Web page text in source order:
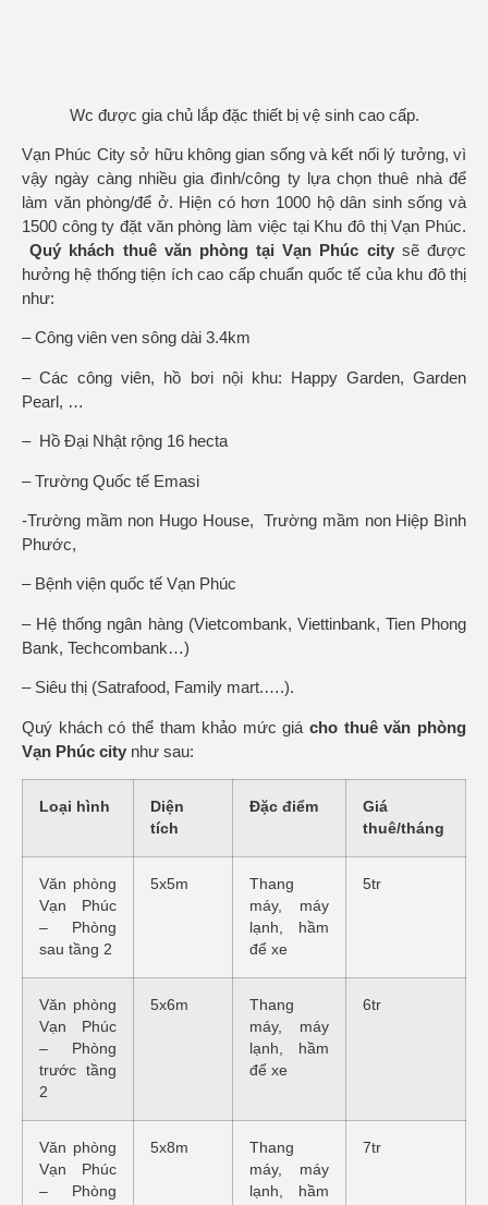
Wc được gia chủ lắp đặc thiết bị vệ sinh cao cấp.
Vạn Phúc City sở hữu không gian sống và kết nối lý tưởng, vì
vậy ngày càng nhiều gia đình/công ty lựa chọn thuê nhà để
làm văn phòng/để ở. Hiện có hơn 1000 hộ dân sinh sống và
1500 công ty đặt văn phòng làm việc tại Khu đô thị Vạn Phúc.
Quý khách thuê văn phòng tại Vạn Phúc citysẽ được
hưởng hệ thống tiện ích cao cấp chuẩn quốc tế của khu đô thị
như:
– Công viên ven sông dài 3.4km
– Các công viên, hồ bơi nội khu: Happy Garden, Garden
Pearl, …
– Hồ Đại Nhật rộng 16 hecta
– Trường Quốc tế Emasi
-Trường mầm non Hugo House, Trường mầm non Hiệp Bình
Phước,
– Bệnh viện quốc tế Vạn Phúc
– Hệ thống ngân hàng (Vietcombank, Viettinbank, Tien Phong
Bank, Techcombank…)
– Siêu thị (Satrafood, Family mart.….).
Quý khách có thể tham khảo mức giácho thuêvăn phòng
Vạn Phúc city như sau:
Loại hình
Diện
tích
Đặc điểm
Giá
thuê/tháng
Văn phòng
Vạn Phúc
– Phòng
sau tầng 2
5x5m
Thang
máy, máy
lạnh, hầm
để xe
5tr
Văn phòng
Vạn Phúc
– Phòng
trước tầng
2
5x6m
Thang
máy, máy
lạnh, hầm
để xe
6tr
Văn phòng
Vạn Phúc
– Phòng
5x8m
Thang
máy, máy
lạnh, hầm
7tr